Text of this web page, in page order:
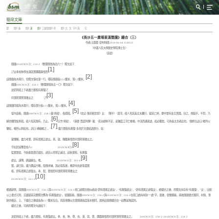
簡帛文庫
楚 簡 秦 簡 漢 簡 三國晉簡 帛 書 古 文 字 其 它
《長沙五一廣場東漢簡牘》綴合（三）
作者:汪蓉蓉 發布時間:2019-06-04 15:00:35
（中國人民大學歷史學院博士生）
（首發）
簡牘2010CWJ1③：214-2（整理簡號為四六一）釋文如下：
〼言奉羌种尊充漢就豊廣職事惶恐[1]
該簡牘為木兩行，但釋文僅在第一行。殘存簡牘長12.2釐米，寬3.2釐米。 [2]
簡牘200CWJ1③：258-2（整理簡號為五一〇）釋文如下：
送吏刺船上下者盡力實核有異復〼
叩頭死罪死罪敢言之 〼 [3]
該簡牘同樣為木兩行，殘存部分長11.5釐米，寬3.2釐米。 [4]
從內容看，簡牘200CWJ1③：258-2載“刺船”，指撐船。 [5] 《史記·陳丞相世家》言：（陳平）“渡河，船人見其美丈夫獨行，疑其亡將，要中當有金玉寶器，目之，欲殺平。平恐，乃
解衣躶而佐刺船。船人知其無有，乃止。”[6]又作“刺舩”，《漢書·賈誼列傳》載：“若夫經制不定，是猶度江河亡維楫，中流而遇風波，舩必覆矣。可為長太息者此也。”顏師古註曰“維所以
繫舩，楫所以刺舩也。詩曰‘紼縭維之’。” [7] “盡力實核有異復”多見於文書結語部分，如：
蒙闊略，盡力考實，辤有增異正處言。真、歆、賜職事惶恐叩頭死罪敢言之。
守右尉追豫章劫人□ 2010CWJl①:l [8]
監實當從。今始春當遝召證左，請且以見罪正誧法，起秋實核，有異復
處言。謹傅、朗議解左。唯。 2010CWJ1③：201-6 [9]
寳，謹已劾，盡力廣設方略，陰微求捕，嵩必得爲故，推辟何充倉等還實
核，辤有增異正處復言。奉、配、寳惶恐叩頭死罪死罪敢言之
2010CWJ1③：261-5[10]
根據辭例，與簡牘200CWJ1③：258-2與2010CWJ1③：214-2茬口處釋文相似者如“辤有增異正處言”、“有異復處言”、“辤有增異正處復言”。經綴合之後，原釋文尚存有“有異復”、“言”，比較
以上書式可見，這裏疑其完整釋文應為“有異復處言”。從圖版看，簡牘200CWJ1③：258-2與2010CWJ1③：214-2在茬口處尚尚缺一“處”字。最後，從整體看，兩枚簡牘書式相同，材質、筆
跡亦相近，上、下綴合之後總長為23.7釐米左右，與其他類似文書簡牘長度基本相同，故將此兩簡綴合在一起應是無誤的。
綴合之後，可將原釋文句讀如下：
送吏刺船上下者，盡力實核，有異復處言。奉、羌、种、尊、充、漢、就、豊、廣職事惶恐叩頭死罪死罪敢言之。 200CWJ1③：258-2+2010CWJ1③：214-2